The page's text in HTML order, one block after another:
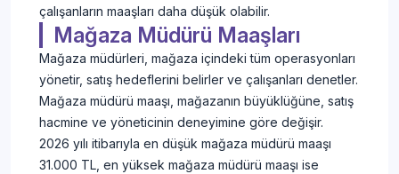
çalışanların maaşları daha düşük olabilir.
Mağaza Müdürü Maaşları
Mağaza müdürleri, mağaza içindeki tüm operasyonları
yönetir, satış hedeflerini belirler ve çalışanları denetler.
Mağaza müdürü maaşı, mağazanın büyüklüğüne, satış
hacmine ve yöneticinin deneyimine göre değişir.
2026 yılı itibarıyla en düşük mağaza müdürü maaşı
31.000 TL, en yüksek mağaza müdürü maaşı ise